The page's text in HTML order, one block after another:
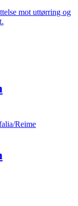
mot uttørring og